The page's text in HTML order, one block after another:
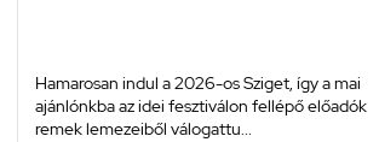
Hamarosan indul a 2026-os Sziget, így a mai
ajánlónkba az idei fesztiválon fellépő előadók
remek lemezeiből válogattu...